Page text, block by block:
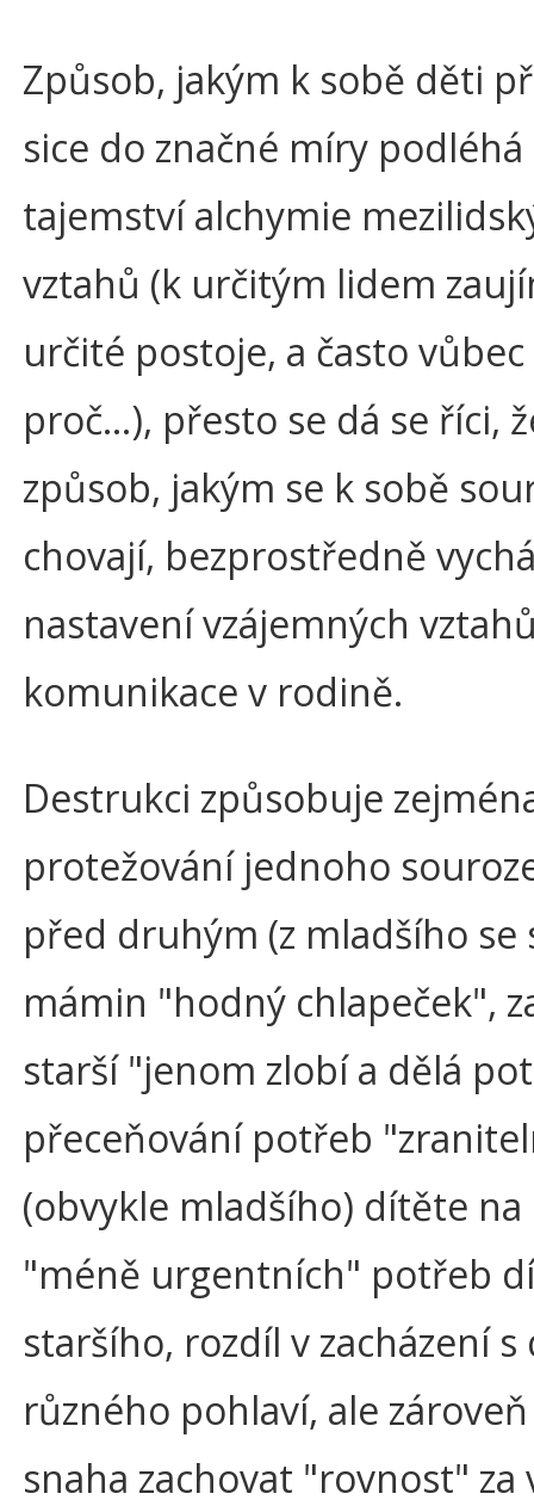
Způsob, jakým k sobě děti
sice do značné míry podléhá
tajemství alchymie
vztahů (k určitým lidem
určité postoje, a často
proč…), přesto se dá se říci,
způsob, jakým se k sobě
chovají, bezprostředně
nastavení vzájemných
komunikace v rodině.
Destrukci způsobuje
protežování jednoho
před druhým (z mladšího se
mámin "hodný chlapeček",
starší "jenom zlobí a dělá
přeceňování potřeb
(obvykle mladšího) dítěte
"méně urgentních" potřeb
staršího, rozdíl v zacházení
různého pohlaví, ale
snaha zachovat "rovnost" za